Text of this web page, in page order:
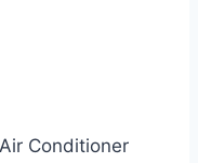
Air Conditioner